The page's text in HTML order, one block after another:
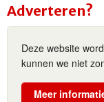
Adverteren?
Deze website
kunnen we niet
Meer